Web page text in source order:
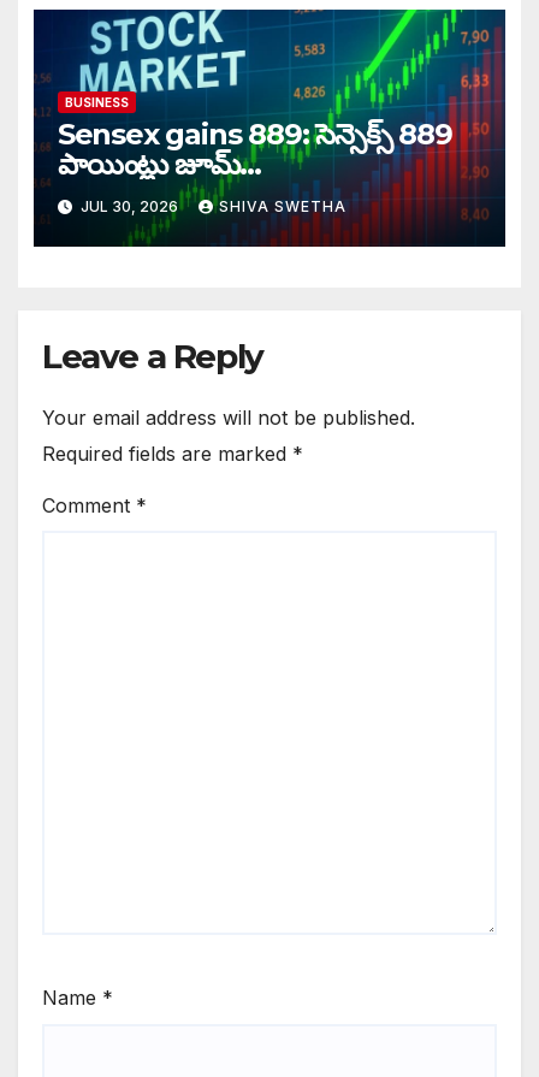
BUSINESS
Sensex gains 889: సెన్సెక్స్ 889
పాయింట్లు జూమ్‌‌…
JUL 30, 2026 SHIVA SWETHA
Leave a Reply
Your email address will not be published.
Required fields are marked *
Comment *
Name *